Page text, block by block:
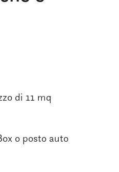
di 11 mq
o posto auto